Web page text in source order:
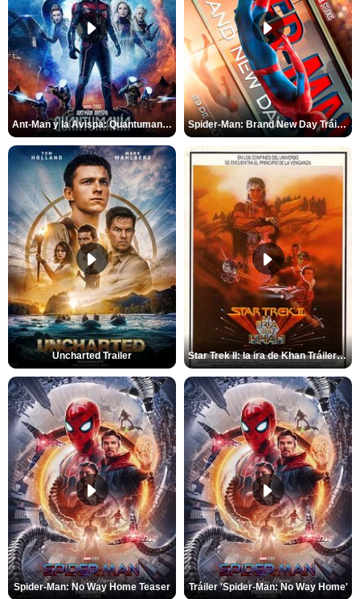
Ant-Man y la Avispa: Quantumanía Tráiler (2) Spider-Man: Brand New Day Tráiler (3)
Uncharted Trailer Star Trek II: la ira de Khan Tráiler VO
Spider-Man: No Way Home Teaser Tráiler 'Spider-Man: No Way Home'